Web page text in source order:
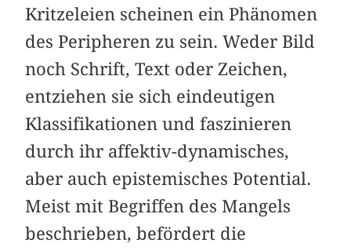
Kritzeleien scheinen ein Phänomen
des Peripheren zu sein. Weder Bild
noch Schrift, Text oder Zeichen,
entziehen sie sich eindeutigen
Klassifikationen und faszinieren
durch ihr affektiv-dynamisches,
aber auch epistemisches Potential.
Meist mit Begriffen des Mangels
beschrieben, befördert die